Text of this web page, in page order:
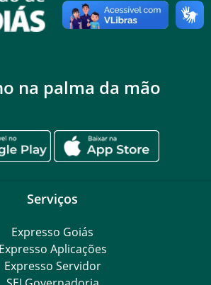
na palma da mão
Serviços
Expresso Goiás
Expresso Aplicações
Expresso Servidor